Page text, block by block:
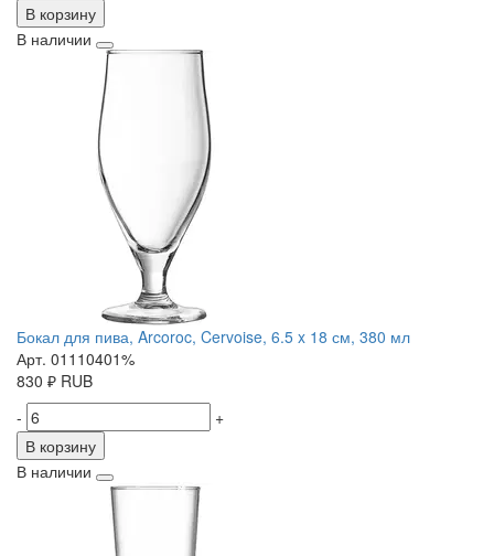
В корзину
В наличии
Бокал для пива, Arcoroc, Cervoise, 6.5 x 18 см, 380 мл
Арт. 01110401%
830 ₽ RUB
-
+
В корзину
В наличии